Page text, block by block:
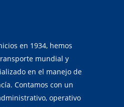
en 1934, hemos
mundial y
en el manejo de
Contamos con un
operativo